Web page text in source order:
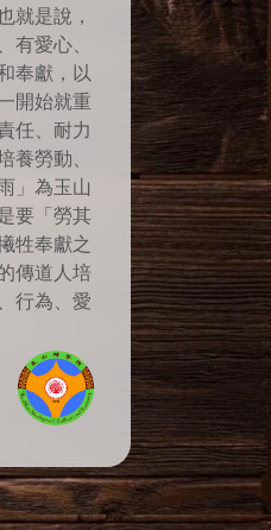
就是說，
愛心、
奉獻，以
開始就重
任、耐力
勞動、
」為玉山
要「勞其
牲奉獻之
傳道人培
行為、愛